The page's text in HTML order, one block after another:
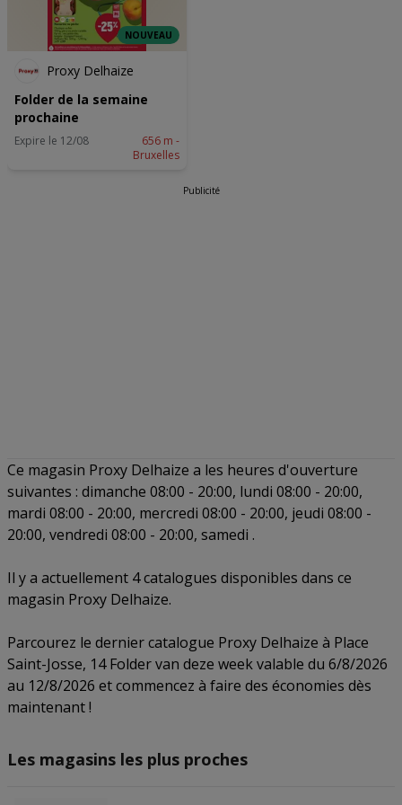
NOUVEAU
Proxy Delhaize
Folder de la semaine
prochaine
Expire le 12/08
656 m -
Bruxelles
Publicité
Ce magasin Proxy Delhaize a les heures d'ouverture
suivantes : dimanche 08:00 - 20:00, lundi 08:00 - 20:00,
mardi 08:00 - 20:00, mercredi 08:00 - 20:00, jeudi 08:00 -
20:00, vendredi 08:00 - 20:00, samedi .
Il y a actuellement 4 catalogues disponibles dans ce
magasin Proxy Delhaize.
Parcourez le dernier catalogue Proxy Delhaize à Place
Saint-Josse, 14 Folder van deze week valable du 6/8/2026
au 12/8/2026 et commencez à faire des économies dès
maintenant !
Les magasins les plus proches